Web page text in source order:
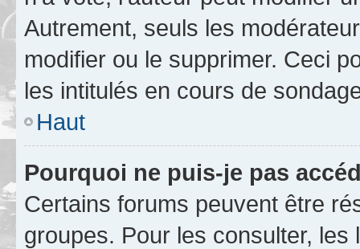
Autrement, seuls les
modifier ou le supprimer. Ceci
les intitulés en cours de
Haut
Pourquoi ne puis-je pas
Certains forums peuvent être
groupes. Pour les consulter,